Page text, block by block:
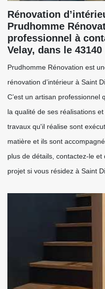
Rénovation
Prudhomme
professionnel à
Velay, dans le 43140
Prudhomme Rénovation est
rénovation d’intérieur à Saint
C’est un artisan professionnel
la qualité de ses réalisations
travaux qu'il réalise sont
matière et ils sont
plus de détails, contactez-le
projet si vous résidez à Saint